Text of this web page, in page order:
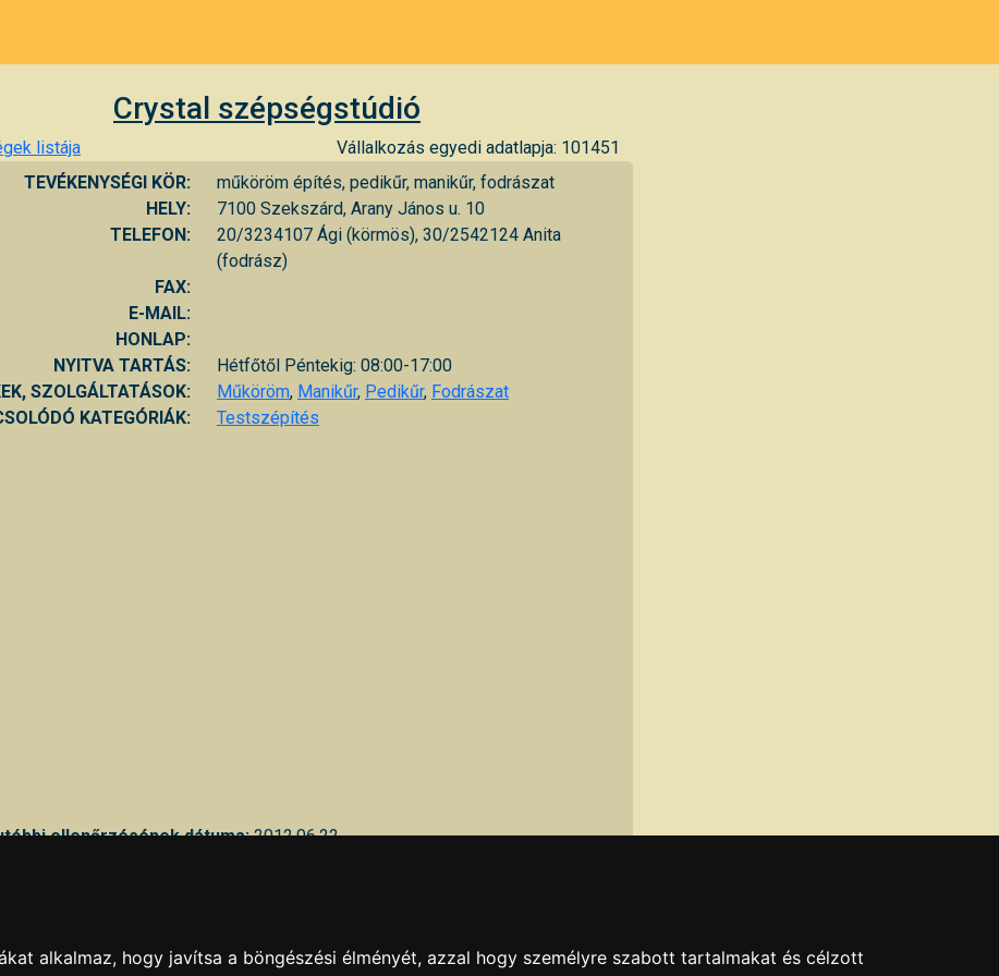
Crystal szépségstúdió
listája
Vállalkozás egyedi adatlapja: 101451
TEVÉKENYSÉGI KÖR:
műköröm építés, pedikűr, manikűr, fodrászat
HELY:
7100 Szekszárd, Arany János u. 10
TELEFON:
20/3234107 Ági (körmös), 30/2542124 Anita
(fodrász)
FAX:
E-MAIL:
HONLAP:
NYITVA TARTÁS:
Hétfőtől Péntekig: 08:00-17:00
SZOLGÁLTATÁSOK:
Műköröm, Manikűr, Pedikűr, Fodrászat
KATEGÓRIÁK:
Testszépítés
ellenőrzésének dátuma:2012.06.22
alkalmaz, hogy javítsa a böngészési élményét, azzal hogy személyre szabott tartalmakat és célzott